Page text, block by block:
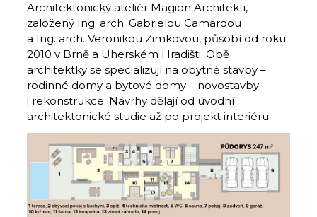
Architektonický ateliér Magion Architekti,
založený Ing. arch. Gabrielou Camardou
a Ing. arch. Veronikou Zimkovou, působí od roku
2010 v Brně a Uherském Hradišti. Obě
architektky se specializují na obytné stavby –
rodinné domy a bytové domy – novostavby
i rekonstrukce. Návrhy dělají od úvodní
architektonické studie až po projekt interiéru.